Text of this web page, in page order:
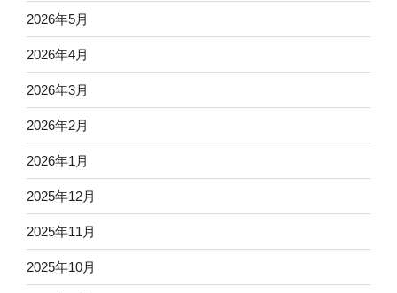
2026年5月
2026年4月
2026年3月
2026年2月
2026年1月
2025年12月
2025年11月
2025年10月